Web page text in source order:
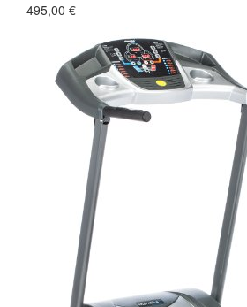
495,00 €